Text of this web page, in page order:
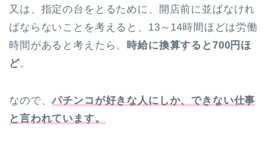
又は、指定の台をとるために、開店前に並ばなけれ
ばならないことを考えると、13～14時間ほどは労働
時間があると考えたら、 時給に換算すると700円ほ
ど。
なので、パチンコが好きな人にしか、できない仕事
と言われています。